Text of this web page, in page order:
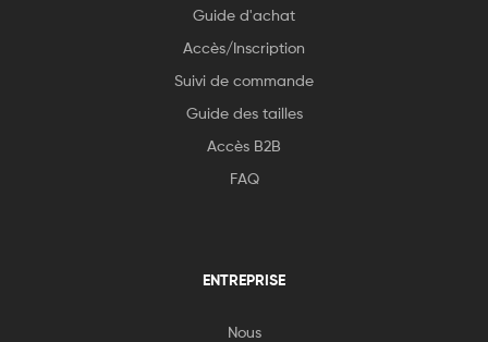
Guide d'achat
Accès/Inscription
Suivi de commande
Guide des tailles
Accès B2B
FAQ
ENTREPRISE
Nous